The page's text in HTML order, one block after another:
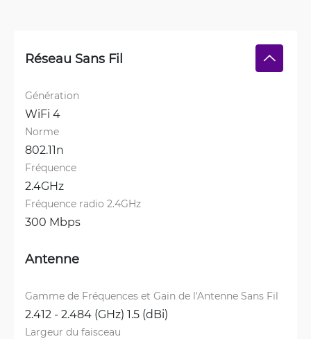
Réseau Sans Fil
Génération
WiFi 4
Norme
802.11n
Fréquence
2.4GHz
Fréquence radio 2.4GHz
300 Mbps
Antenne
Gamme de Fréquences et Gain de l'Antenne Sans Fil
2.412 - 2.484 (GHz) 1.5 (dBi)
Largeur du faisceau